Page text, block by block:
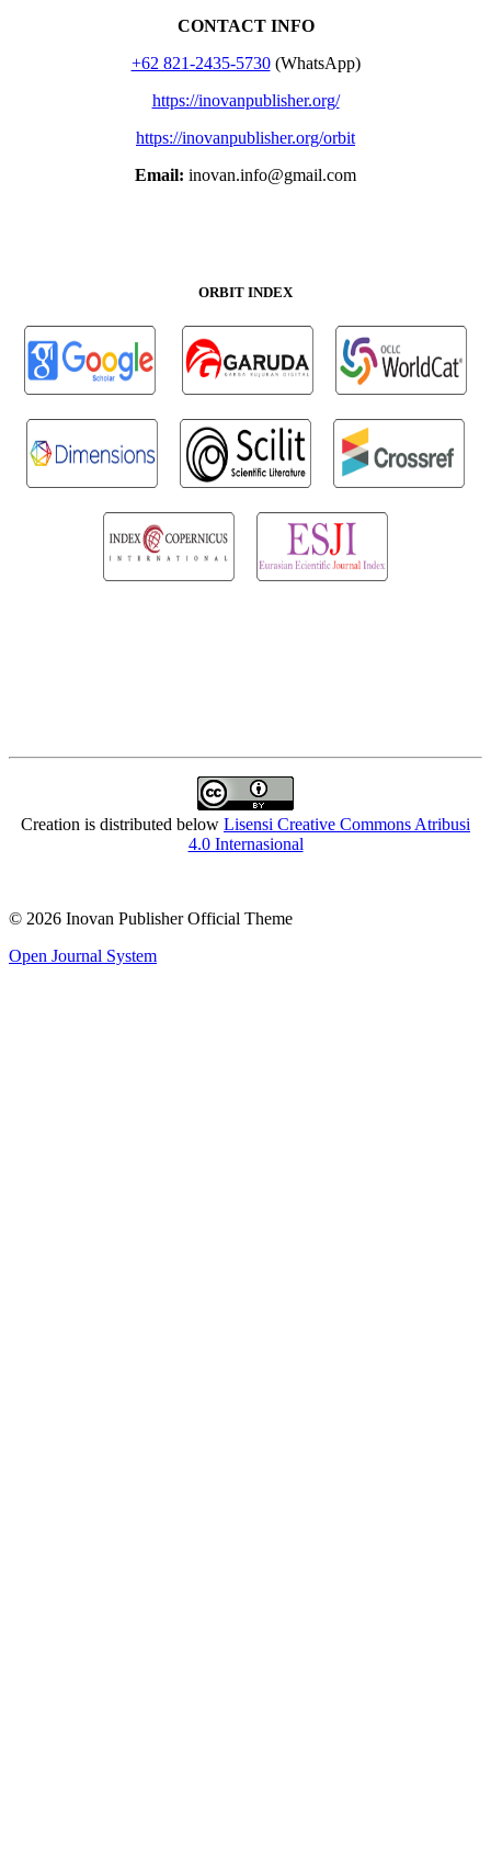
CONTACT INFO
+62 821-2435-5730 (WhatsApp)
https://inovanpublisher.org/
https://inovanpublisher.org/orbit
Email: inovan.info@gmail.com
ORBIT INDEX
Creation is distributed below Lisensi Creative Commons Atribusi
4.0 Internasional
© 2026 Inovan Publisher Official Theme
Open Journal System